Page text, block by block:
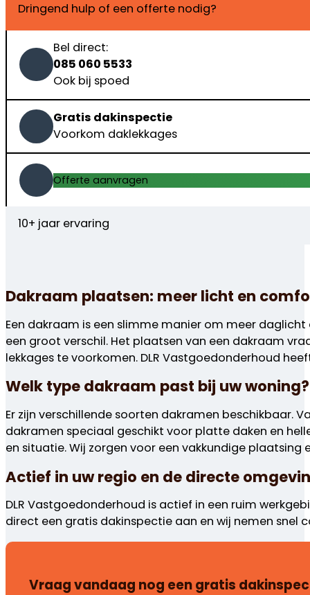
Dakraam plaatsen: meer licht en
Een dakraam is een slimme manier om meer
een groot verschil. Het plaatsen van een dakraam
lekkages te voorkomen. DLR Vastgoedonderhoud
Welk type dakraam past bij uw woning?
Er zijn verschillende soorten dakramen beschikbaar.
dakramen speciaal geschikt voor platte daken en
en situatie. Wij zorgen voor een vakkundige
Actief in uw regio en de directe
DLR Vastgoedonderhoud is actief in een ruim
direct een gratis dakinspectie aan en wij nemen snel
Vraag vandaag nog een gratis
Dringend hulp of een offerte nodig?
Bel direct:
085 060 5533
Ook bij spoed
Gratis dakinspectie
Voorkom daklekkages
Offerte aanvragen
10+ jaar ervaring